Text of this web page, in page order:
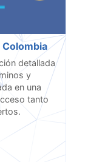
detallada
y
en una
tanto